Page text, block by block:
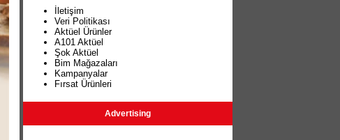
İletişim
Veri Politikası
Aktüel Ürünler
A101 Aktüel
Şok Aktüel
Bim Mağazaları
Kampanyalar
Fırsat Ürünleri
Advertising